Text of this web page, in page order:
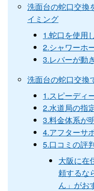
洗面台の蛇口交換
イミング
1.蛇口を使用
2.シャワーホ
3.レバーが動
洗面台の蛇口交換
1.スピーディ
2.水道局の指
3.料金体系が
4.アフターサ
5.口コミの評
大阪に在
頼するな
ん」がお